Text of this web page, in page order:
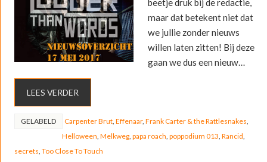
beetje druk bij de redactie,
maar dat betekent niet dat
we jullie zonder nieuws
willen laten zitten! Bij deze
gaan we dus een nieuw…
LEES VERDER
GELABELD Carpenter Brut, Effenaar, Frank Carter & the Rattlesnakes
Helloween Melkweg, papa roach poppodium 013 Rancid
secrets Too Close To Touch